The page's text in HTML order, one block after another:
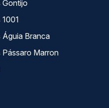
Gontijo
Águia Branca
Pássaro Marron